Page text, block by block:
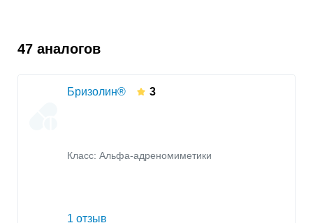
47 аналогов
Бризолин® 3
Класс: Альфа-адреномиметики
1 отзыв